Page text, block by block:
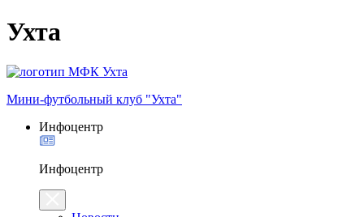
Ухта
Мини-футбольный клуб "Ухта"
Инфоцентр
Инфоцентр